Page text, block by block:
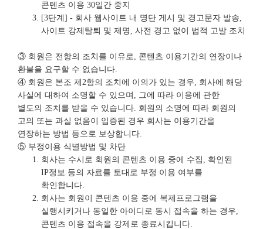
콘텐츠 이용 30일간 중지
[3단계] - 회사 웹사이트 내 명단 게시 및 경고문자 발송,
사이트 강제탈퇴 및 제명, 사전 경고 없이 법적 고발 조치
③ 회원은 전항의 조치를 이유로, 콘텐츠 이용기간의 연장이나
환불을 요구할 수 없습니다.
④ 회원은 본조 제2항의 조치에 이의가 있는 경우, 회사에 해당
사실에 대하여 소명할 수 있으며, 그에 따라 이용에 관한
별도의 조치를 받을 수 있습니다. 회원의 소명에 따라 회원의
고의 또는 과실 없음이 입증된 경우 회사는 이용기간을
연장하는 방법 등으로 보상합니다.
⑤ 부정이용 식별방법 및 차단
회사는 수시로 회원의 콘텐츠 이용 중에 수집, 확인된
IP정보 등의 자료를 토대로 부정 이용 여부를
확인합니다.
회사는 회원이 콘텐츠 이용 중에 복제프로그램을
실행시키거나 동일한 아이디로 동시 접속을 하는 경우,
콘텐츠 이용 접속을 강제로 종료시킵니다.